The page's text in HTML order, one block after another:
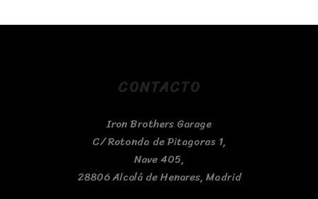
CONTACTO
Iron Brothers Garage
C/ Rotonda de Pitagoras 1,
Nave 405,
28806 Alcalá de Henares, Madrid